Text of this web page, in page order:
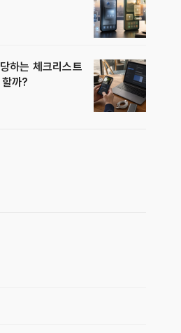
하는 체크리스트
할까?